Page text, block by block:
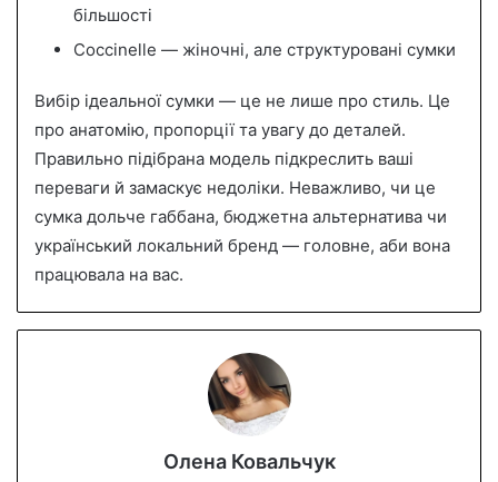
більшості
Coccinelle — жіночні, але структуровані сумки
Вибір ідеальної сумки — це не лише про стиль. Це
про анатомію, пропорції та увагу до деталей.
Правильно підібрана модель підкреслить ваші
переваги й замаскує недоліки. Неважливо, чи це
сумка дольче габбана, бюджетна альтернатива чи
український локальний бренд — головне, аби вона
працювала на вас.
Олена Ковальчук